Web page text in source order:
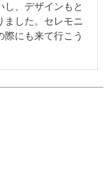
し、デザインもと
ました。セレモニ
際にも来て行こう